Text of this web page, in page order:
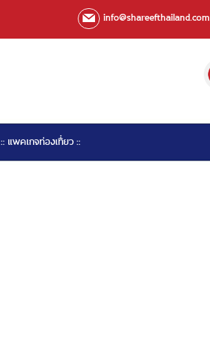
info@shareefthailand.com
:: แพคเกจท่องเที่ยว ::